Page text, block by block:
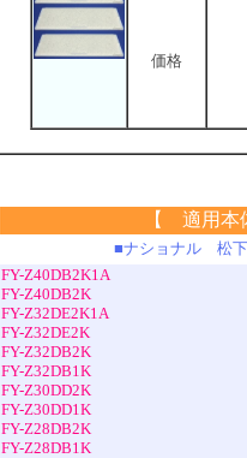
価格
【 適用本
■ナショナル 松
FY-Z40DB2K1A
FY-Z40DB2K
FY-Z32DE2K1A
FY-Z32DE2K
FY-Z32DB2K
FY-Z32DB1K
FY-Z30DD2K
FY-Z30DD1K
FY-Z28DB2K
FY-Z28DB1K